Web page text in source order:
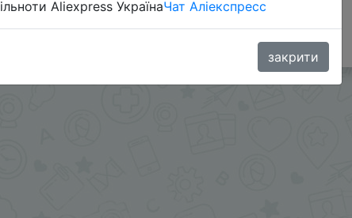
Aliexpress УкраїнаЧат Аліекспресс
закрити